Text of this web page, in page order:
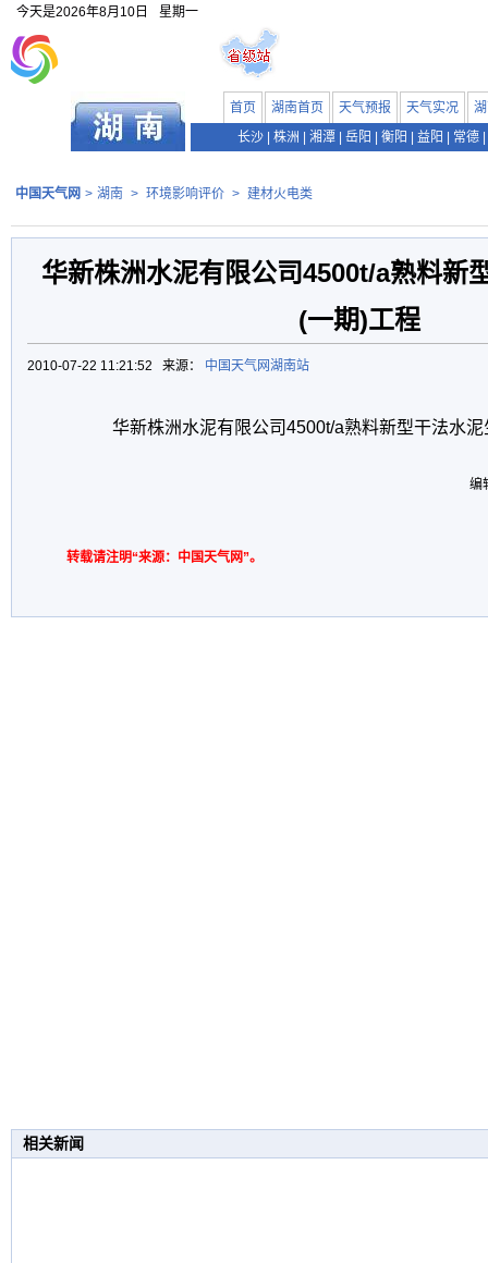
今天是2026年8月10日 星期一
首页 湖南首页 天气预报 天气实况
长沙
株洲 湘潭 岳阳 衡阳 益阳 常德
中国天气网 > 湖南 > 环境影响评价 > 建材火电类
华新株洲水泥有限公司4500t/a熟料新
(一期)工程
2010-07-22 11:21:52 来源： 中国天气网湖南站
华新株洲水泥有限公司4500t/a熟料新型干法水泥
编
转载请注明“来源：中国天气网”。
相关新闻